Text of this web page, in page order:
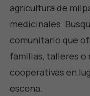
agricultura de
medicinales.
comunitario que
familias, talleres o
cooperativas en
escena.